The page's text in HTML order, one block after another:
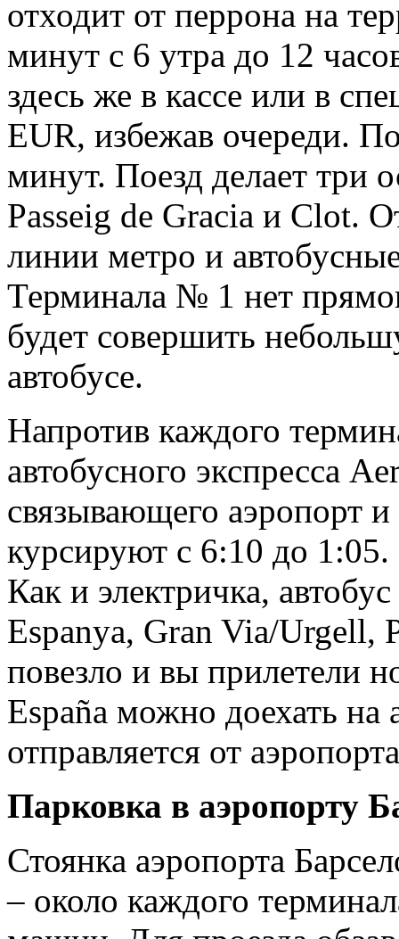
отходит от перрона на
минут с 6 утра до 12
здесь же в кассе или в
EUR, избежав очереди.
минут. Поезд делает три
Passeig de Gracia и Clot.
линии метро и
Терминала № 1 нет
будет совершить
автобусе.
Напротив каждого
автобусного экспресса
связывающего аэропорт
курсируют с 6:10 до 1:05.
Как и электричка,
Espanya, Gran Via/Urgell,
повезло и вы прилетели
España можно доехать
отправляется от
Парковка в аэропорту
Стоянка аэропорта
– около каждого